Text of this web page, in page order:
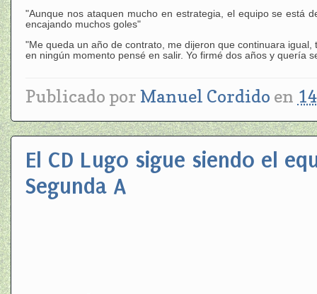
"Aunque nos ataquen mucho en estrategia, el equipo se está
encajando muchos goles"
"Me queda un año de contrato, me dijeron que continuara igual,
en ningún momento pensé en salir. Yo firmé dos años y quería
Publicado por Manuel Cordido en
El CD Lugo sigue siendo el
Segunda A